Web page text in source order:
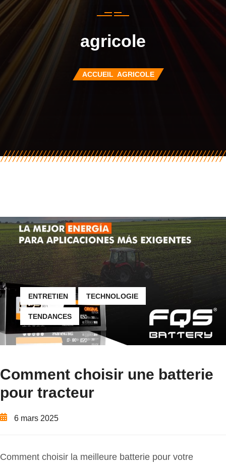
agricole
ACCUEIL AGRICOLE
ENTRETIEN TECHNOLOGIE
TENDANCES
Comment choisir une batterie
pour tracteur
6 mars 2025
Comment choisir la meilleure batterie pour votre